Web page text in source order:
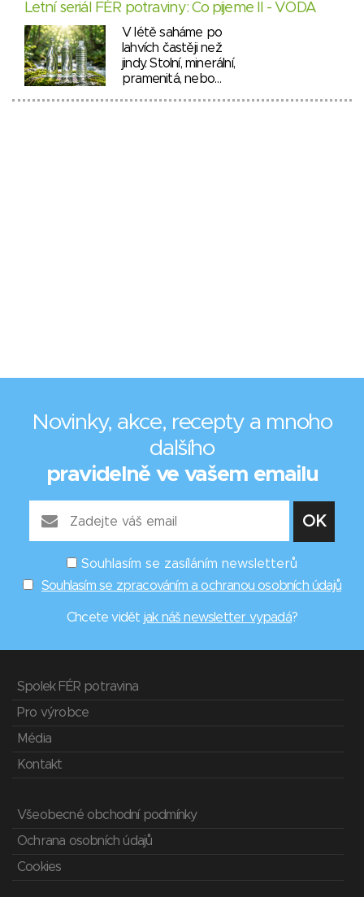
Letní seriál FÉR potraviny: Co pijeme II - VODA
V létě saháme po
lahvích častěji než
jindy. Stolní, minerální,
pramenitá, nebo…
Novinky, akce, recepty a mnoho
dalšího
pravidelně ve vašem emailu
Souhlasím se zasíláním newsletterů
Souhlasím se zpracováním a ochranou osobních údajů
Chcete vidět jak náš newsletter vypadá?
Spolek FÉR potravina
Pro výrobce
Média
Kontakt
Všeobecné obchodní podmínky
Ochrana osobních údajů
Cookies